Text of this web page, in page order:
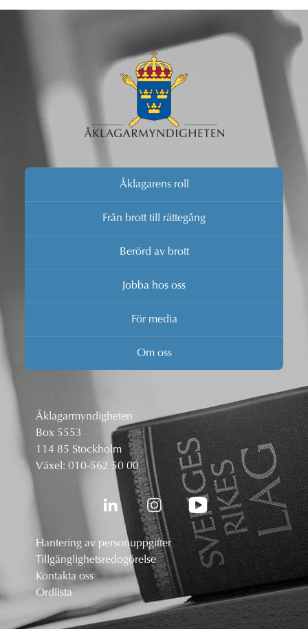
Åklagarens roll
Från brott till rättegång
Berörd av brott
Jobba hos oss
För media
Om oss
Åklagarmyndigheten
Box 5553
114 85 Stockholm
Växel: 010-562 50 00
Hantering av personuppgifter
Tillgänglighetsredogörelse
Kontakta oss
Ordlista